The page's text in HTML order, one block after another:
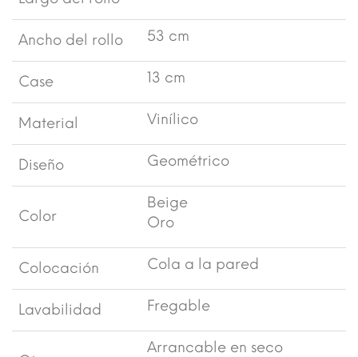
Ancho del rollo 53 cm
Case 13 cm
Material Vinílico
Diseño Geométrico
Color
Beige
Oro
Colocación Cola a la pared
Lavabilidad Fregable
Arrancable en seco